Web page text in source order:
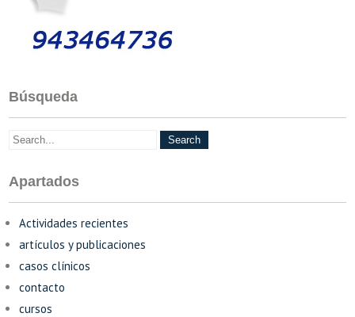
Búsqueda
Apartados
Actividades recientes
artículos y publicaciones
casos clínicos
contacto
cursos